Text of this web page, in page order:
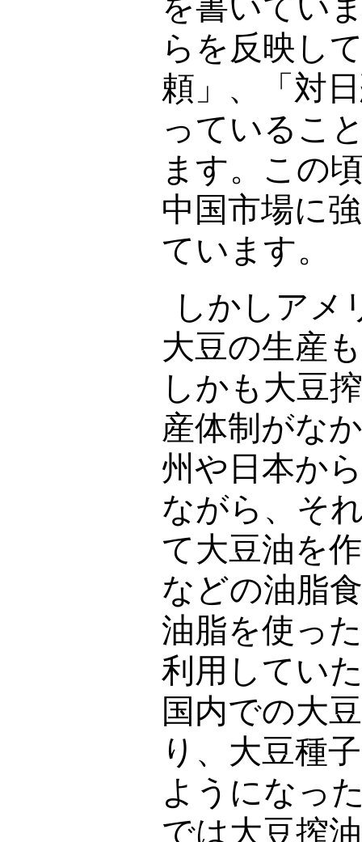
を書いてい
らを反映し
頼」、「対
っているこ
ます。この
中国市場に
ています。
しかしアメ
大豆の生産
しかも大豆
産体制がな
州や日本か
ながら、そ
て大豆油を
などの油脂
油脂を使っ
利用してい
国内での大
り、大豆種
ようになっ
では大豆搾